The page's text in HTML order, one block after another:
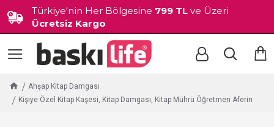
Türkiye'nin Her Bölgesine 799 TL ve Üzeri
Ücretsiz Kargo
Ahşap Kitap Damgası
Kişiye Özel Kitap Kaşesi, Kitap Damgası, Kitap Mührü Öğretmen Aferin